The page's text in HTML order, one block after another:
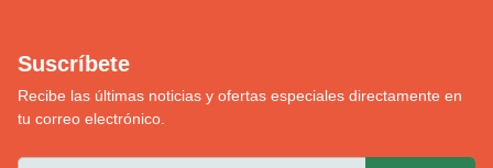
Suscríbete
Recibe las últimas noticias y ofertas especiales directamente en
tu correo electrónico.